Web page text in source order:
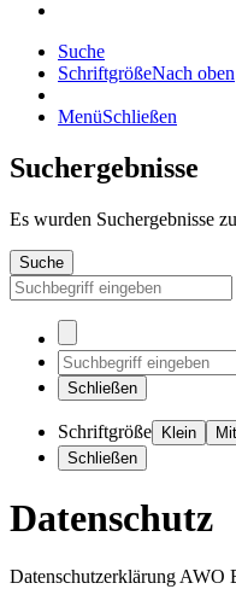
Suche
SchriftgrößeNach oben
MenüSchließen
Suchergebnisse
Es wurden Suchergebnisse
Suche
Schließen
Schriftgröße Klein
Schließen
Datenschutz
Datenschutzerklärung AWO